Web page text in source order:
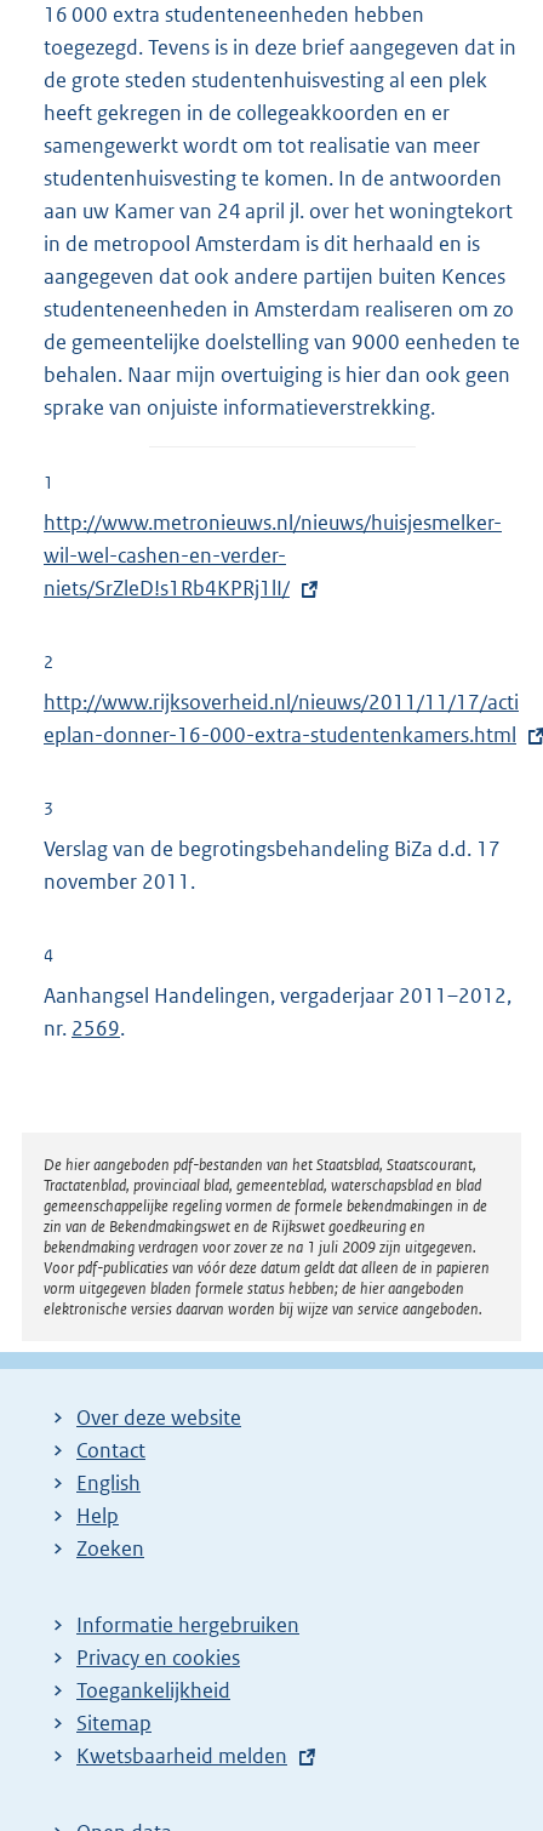
16 000 extra studenteneenheden hebben
toegezegd. Tevens is in deze brief aangegeven dat in
de grote steden studentenhuisvesting al een plek
heeft gekregen in de collegeakkoorden en er
samengewerkt wordt om tot realisatie van meer
studentenhuisvesting te komen. In de antwoorden
aan uw Kamer van 24 april jl. over het woningtekort
in de metropool Amsterdam is dit herhaald en is
aangegeven dat ook andere partijen buiten Kences
studenteneenheden in Amsterdam realiseren om zo
de gemeentelijke doelstelling van 9000 eenheden te
behalen. Naar mijn overtuiging is hier dan ook geen
sprake van onjuiste informatieverstrekking.
1
E
x
t
r
e
l
n
k
:
http://www.metronieuws.nl/nieuws/huisjesmelker-
wil-wel-cashen-en-verder-
niets/SrZleD!s1Rb4KPRj1lI/
2
E
x
e
i
n
k
http://www.rijksoverheid.nl/nieuws/2011/11/17/acti
eplan-donner-16-000-extra-studentenkamers.html
3
Verslag van de begrotingsbehandeling BiZa d.d. 17
november 2011.
4
Aanhangsel Handelingen, vergaderjaar 2011–2012,
nr. 2569.
Disclaimer
De hier aangeboden pdf-bestanden van het Staatsblad, Staatscourant,
Tractatenblad, provinciaal blad, gemeenteblad, waterschapsblad en blad
gemeenschappelijke regeling vormen de formele bekendmakingen in de
zin van de Bekendmakingswet en de Rijkswet goedkeuring en
bekendmaking verdragen voor zover ze na 1 juli 2009 zijn uitgegeven.
Voor pdf-publicaties van vóór deze datum geldt dat alleen de in papieren
vorm uitgegeven bladen formele status hebben; de hier aangeboden
elektronische versies daarvan worden bij wijze van service aangeboden.
Over deze website
Contact
English
Help
Zoeken
Informatie hergebruiken
Privacy en cookies
Toegankelijkheid
Sitemap
E
t
Kwetsbaarheid melden